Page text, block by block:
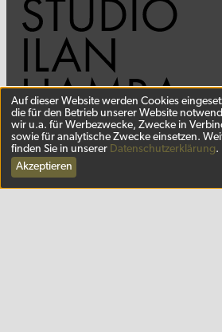
DE
Auf dieser Website werden Cookies
die für den Betrieb unserer Website
wir u.a. für Werbezwecke, Zwecke in
sowie für analytische Zwecke einsetzen.
finden Sie in unserer Datenschutzerklärung.
Akzeptieren